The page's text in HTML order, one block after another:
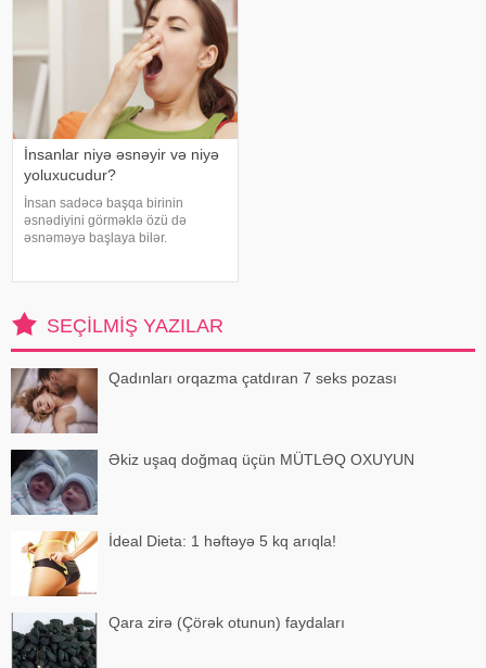
İnsanlar niyə əsnəyir və niyə
yoluxucudur?
İnsan sadəcə başqa birinin
əsnədiyini görməklə özü də
əsnəməyə başlaya bilər.
orqanizminin ən adi
SEÇILMIŞ YAZILAR
Qadınları orqazma çatdıran 7 seks pozası
Əkiz uşaq doğmaq üçün MÜTLƏQ OXUYUN
İdeal Dieta: 1 həftəyə 5 kq arıqla!
Qara zirə (Çörək otunun) faydaları